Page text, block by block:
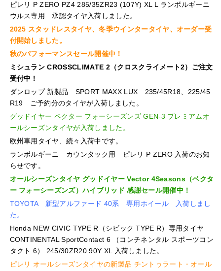
ピレリ P ZERO PZ4 285/35ZR23 (107Y) XL L ランボルギーニ
ウルス専用 承認タイヤ入荷しました。
2025 スタッドレスタイヤ、冬季ウインタータイヤ、オーダー受
付開始しました。
秋のパフォーマンスセール開催中！
ミシュラン CROSSCLIMATE 2（クロスクライメート2）ご注文
受付中！
ダンロップ 新製品 SPORT MAXX LUX 235/45R18、225/45
R19 ご予約分のタイヤが入荷しました。
グッドイヤー ベクター フォーシーズンズ GEN-3 プレミアムオ
ールシーズンタイヤが入荷しました。
欧州車用タイヤ、続々入荷中です。
ランボルギーニ カウンタック用 ピレリ P ZERO 入荷のお知
らせです。
オールシーズンタイヤ グッドイヤー Vector 4Seasons（ベクタ
ー フォーシーズンズ）ハイブリッド 感謝セール開催中！
TOYOTA 新型アルファード 40系 専用ホイール 入荷しまし
た。
Honda NEW CIVIC TYPE R（シビック TYPE R）専用タイヤ
CONTINENTAL SportContact 6 （コンチネンタル スポーツコン
タクト 6） 245/30ZR20 90Y XL 入荷しました。
ピレリ オールシーズンタイヤの新製品 チントゥラート・オール